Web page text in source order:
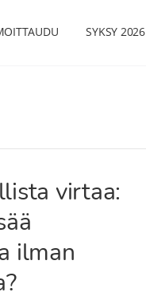
SYKSY 2026
virtaa:
ilman